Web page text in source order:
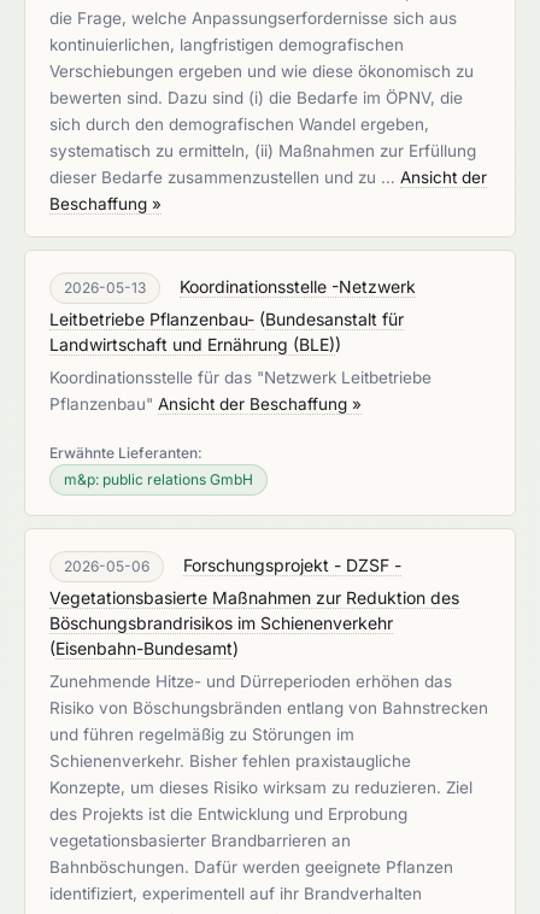
die Frage, welche Anpassungserfordernisse sich aus
kontinuierlichen, langfristigen demografischen
Verschiebungen ergeben und wie diese ökonomisch zu
bewerten sind. Dazu sind (i) die Bedarfe im ÖPNV, die
sich durch den demografischen Wandel ergeben,
systematisch zu ermitteln, (ii) Maßnahmen zur Erfüllung
dieser Bedarfe zusammenzustellen und zu … Ansicht der
Beschaffung »
2026-05-13
Koordinationsstelle -Netzwerk
Leitbetriebe Pflanzenbau- (Bundesanstalt für
Landwirtschaft und Ernährung (BLE))
Koordinationsstelle für das "Netzwerk Leitbetriebe
Pflanzenbau" Ansicht der Beschaffung »
Erwähnte Lieferanten:
m&p: public relations GmbH
2026-05-06
Forschungsprojekt - DZSF -
Vegetationsbasierte Maßnahmen zur Reduktion des
Böschungsbrandrisikos im Schienenverkehr
(Eisenbahn-Bundesamt)
Zunehmende Hitze- und Dürreperioden erhöhen das
Risiko von Böschungsbränden entlang von Bahnstrecken
und führen regelmäßig zu Störungen im
Schienenverkehr. Bisher fehlen praxistaugliche
Konzepte, um dieses Risiko wirksam zu reduzieren. Ziel
des Projekts ist die Entwicklung und Erprobung
vegetationsbasierter Brandbarrieren an
Bahnböschungen. Dafür werden geeignete Pflanzen
identifiziert, experimentell auf ihr Brandverhalten